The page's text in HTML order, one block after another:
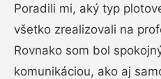
Poradili mi, aký typ
všetko zrealizovali na
Rovnako som bol
komunikáciou, ako aj